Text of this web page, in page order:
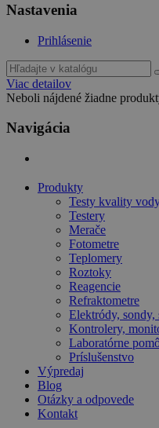
Nastavenia
Prihlásenie
Viac detailov
Neboli nájdené žiadne
Navigácia
Produkty
Testy kvality
Testery
Merače
Fotometre
Teplomery
Roztoky
Reagencie
Refraktometre
Elektródy, sondy,
Kontrolery,
Laboratórne
Príslušenstvo
Výpredaj
Blog
Otázky a odpovede
Kontakt